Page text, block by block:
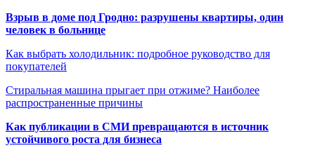
Взрыв в доме под Гродно: разрушены квартиры, один
человек в больнице
Как выбрать холодильник: подробное руководство для
покупателей
Стиральная машина прыгает при отжиме? Наиболее
распространенные причины
Как публикации в СМИ превращаются в источник
устойчивого роста для бизнеса